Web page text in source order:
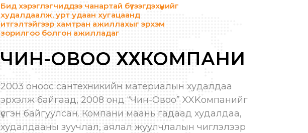
Бид хэрэглэгчиддээ чанартай бүтээгдэхүүнийг
худалдаалж, урт удаан хугацаанд
итгэлтэйгээр хамтран ажиллахыг эрхэм
зорилгоо болгон ажилладаг
ЧИН-ОВОО ХХКОМПАНИ
2003 оноос сантехникийн материалын худалдаа
эрхэлж байгаад, 2008 онд “Чин-Овоо” XXKомпанийг
үүсгэн байгуулсан. Компани маань гадаад худалдаа,
худалдааны зуучлал, аялал жуулчлалын чиглэлээр